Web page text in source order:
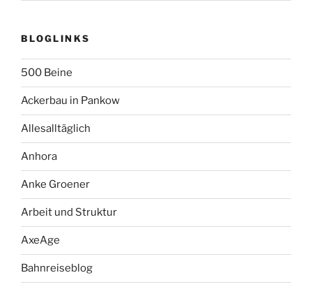
BLOGLINKS
500 Beine
Ackerbau in Pankow
Allesalltäglich
Anhora
Anke Groener
Arbeit und Struktur
AxeAge
Bahnreiseblog